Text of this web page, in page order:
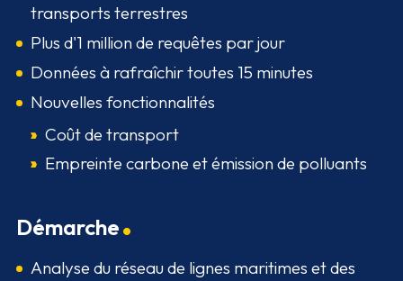
transports terrestres
Plus d'1 million de requêtes par jour
Données à rafraîchir toutes 15 minutes
Nouvelles fonctionnalités
Coût de transport
Empreinte carbone et émission de polluants
Démarche
Analyse du réseau de lignes maritimes et des